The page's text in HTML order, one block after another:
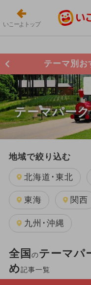
いこーよトップ
テーマ別お
テーマパー
地域で絞り込む
北海道･東北
東海 関西
九州･沖縄
全国 のテーマパ
め記事一覧